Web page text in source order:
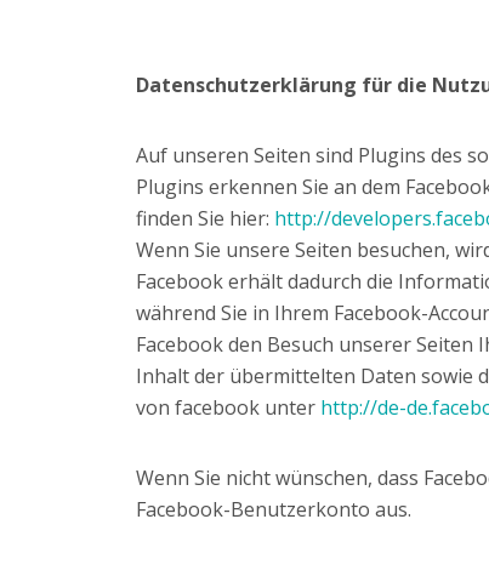
Datenschutzerklärung für die
Auf unseren Seiten sind Plugins des
Plugins erkennen Sie an dem
finden Sie hier: http://
Wenn Sie unsere Seiten besuchen,
Facebook erhält dadurch die
während Sie in Ihrem Facebook-
Facebook den Besuch unserer
Inhalt der übermittelten Daten sowie
von facebook unter http://de-
Wenn Sie nicht wünschen, dass
Facebook-Benutzerkonto aus.